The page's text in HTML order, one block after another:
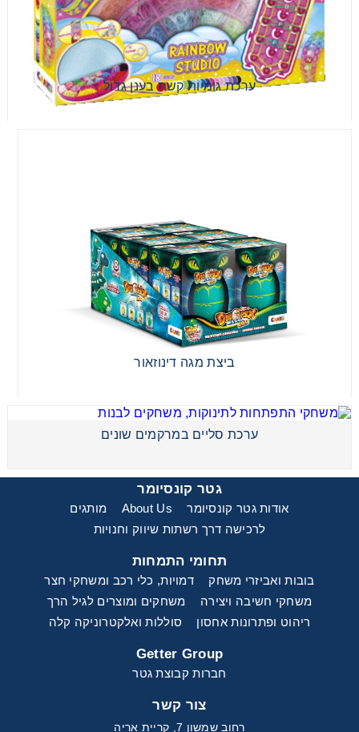
ערכת גומיות קשת בענן גדול
ביצת מגה דינוזאור
ערכת סליים במרקמים שונים
גטר קונסיומר
אודות גטר קונסיומר About Us
מותגים
לרכישה דרך רשתות שיווק וחנויות
תחומי התמחות
בובות ואביזרי משחק
דמויות, כלי רכב ומשחקי חצר
משחקי חשיבה ויצירה
משחקים ומוצרים לגיל הרך
ריהוט ופתרונות אחסון
סוללות ואלקטרוניקה קלה
Getter Group
חברות קבוצת גטר
צור קשר
רחוב שמשון 7, קריית אריה
ערכת גומיות קשת בענן גדול
ביצת מגה דינוזאור
ערכת סליים במרקמים שונים